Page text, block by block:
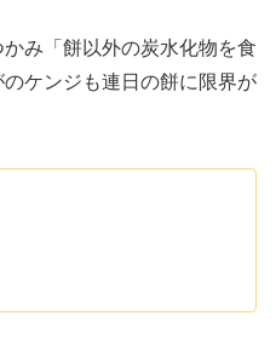
み「餅以外の炭水化物を食
ケンジも連日の餅に限界が